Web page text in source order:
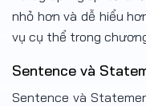
nhỏ hơn và dễ hiểu
vụ cụ thể trong
Sentence và
Sentence và